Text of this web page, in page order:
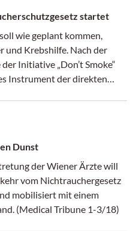
Nichtraucherschutzgesetz startet
wie geplant kommen,
und Krebshilfe. Nach der
Initiative „Don’t Smoke“
Instrument der direkten
Dunst
der Wiener Ärzte will
vom Nichtrauchergesetz
mobilisiert mit einem
(Medical Tribune 1-3/18)